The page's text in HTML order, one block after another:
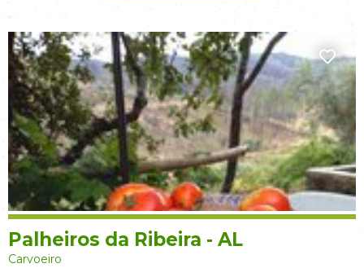
Palheiros da Ribeira - AL
Carvoeiro